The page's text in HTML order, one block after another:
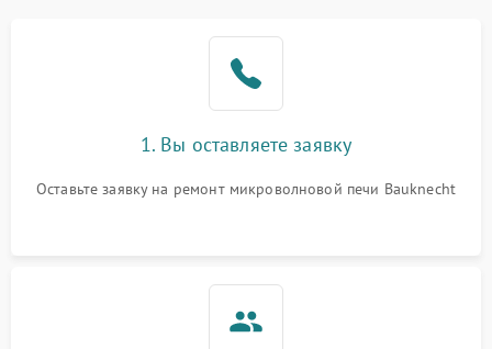
2400 ₽ Подробнее →
Не горит подсветка 2000 ₽
1. Вы оставляете заявку
Оставьте заявку на ремонт микроволновой печи Bauknecht